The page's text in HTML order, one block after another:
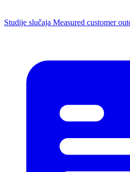
Studije slučaja Measured customer